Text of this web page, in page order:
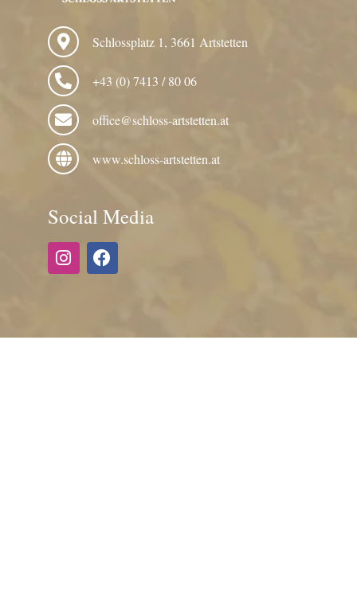
Schlossplatz 1, 3661 Artstetten
+43 (0) 7413 / 80 06
office@schloss-artstetten.at
www.schloss-artstetten.at
Social Media